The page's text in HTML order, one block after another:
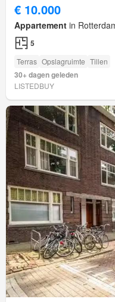
€ 10.000
Appartement in
5
Terras Opslagruimte Tillen
30+ dagen geleden
LISTEDBUY